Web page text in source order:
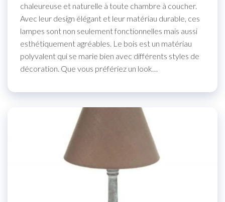
chaleureuse et naturelle à toute chambre à coucher.
Avec leur design élégant et leur matériau durable, ces
lampes sont non seulement fonctionnelles mais aussi
esthétiquement agréables. Le bois est un matériau
polyvalent qui se marie bien avec différents styles de
décoration. Que vous préfériez un look…